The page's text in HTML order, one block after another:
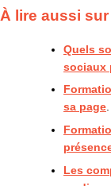
À lire aussi
Quels
sociaux
sa page.
Les